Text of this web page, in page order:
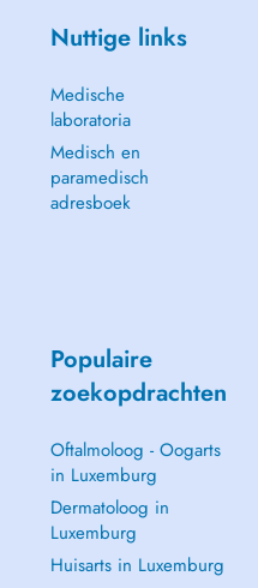
Nuttige links
Medische
laboratoria
Medisch en
paramedisch
adresboek
Populaire
zoekopdrachten
Oftalmoloog - Oogarts
in Luxemburg
Dermatoloog in
Luxemburg
Huisarts in Luxemburg